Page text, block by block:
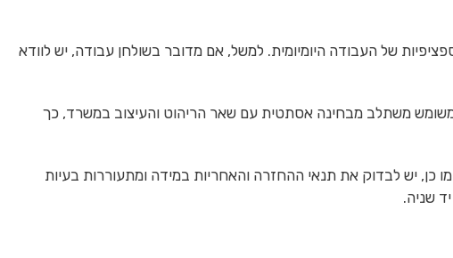
של העבודה היומיומית. למשל, אם מדובר בשולחן עבודה, יש לוודא
משתלב מבחינה אסתטית עם שאר הריהוט והעיצוב במשרד, כך
כן, יש לבדוק את תנאי ההחזרה והאחריות במידה ומתעוררות בעיות
שניה.